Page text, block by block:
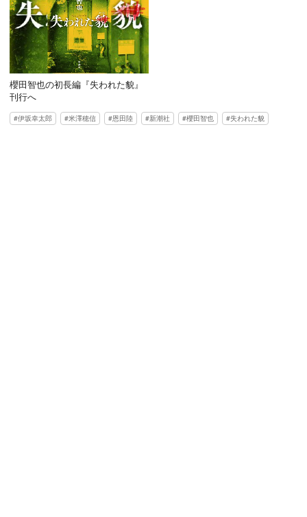
櫻田智也の初長編『失われた貌』
刊行へ
伊坂幸太郎 米澤穂信 恩田陸 新潮社 櫻田智也 失われた貌